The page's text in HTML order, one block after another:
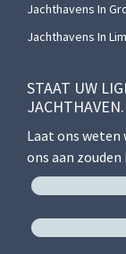
Jachthavens In
Jachthavens In
STAAT UW
Laat ons
ons aan